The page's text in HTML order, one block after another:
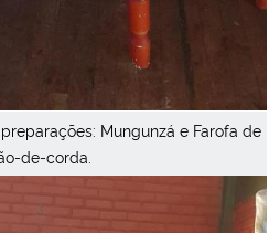
Mungunzá e Farofa de
de-corda.